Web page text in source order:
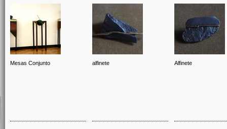
Mesas Conjunto alfinete Alfinete